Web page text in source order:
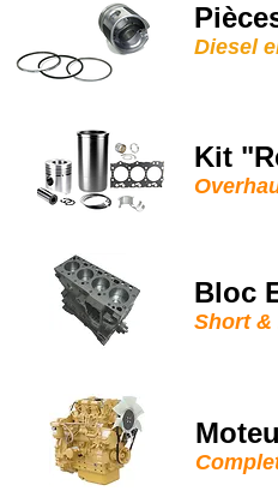
Diesel
Kit
Bloc
Short